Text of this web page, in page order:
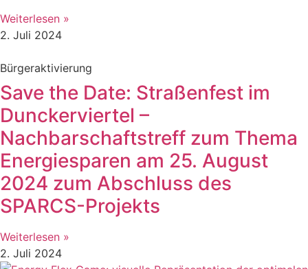
Weiterlesen »
2. Juli 2024
Bürgeraktivierung
Save the Date: Straßenfest im
Dunckerviertel –
Nachbarschaftstreff zum Thema
Energiesparen am 25. August
2024 zum Abschluss des
SPARCS-Projekts
Weiterlesen »
2. Juli 2024